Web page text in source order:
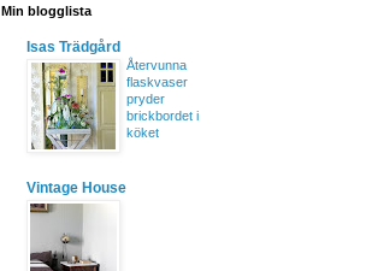
Min blogglista
Isas Trädgård
Återvunna
flaskvaser
pryder
brickbordet i
köket
Vintage House